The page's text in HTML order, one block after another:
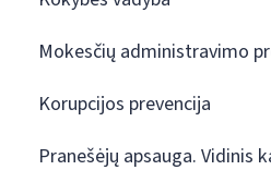
Mokesčių administravimo
Korupcijos prevencija
Pranešėjų apsauga. Vidinis